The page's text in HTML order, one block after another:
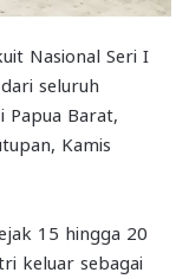
Nasional Seri I
seluruh
Papua Barat,
Kamis
15 hingga 20
keluar sebagai